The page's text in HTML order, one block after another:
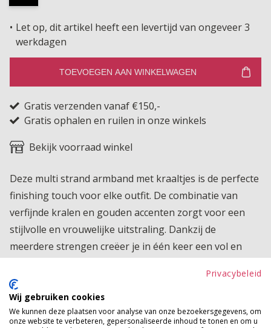
Let op, dit artikel heeft een levertijd van ongeveer 3
werkdagen
TOEVOEGEN AAN WINKELWAGEN
Gratis verzenden vanaf €150,-
Gratis ophalen en ruilen in onze winkels
Bekijk voorraad winkel
Deze multi strand armband met kraaltjes is de perfecte
finishing touch voor elke outfit. De combinatie van
verfijnde kralen en gouden accenten zorgt voor een
stijlvolle en vrouwelijke uitstraling. Dankzij de
meerdere strengen creëer je in één keer een vol en
om je outfit direct te pimpen. Draag hem casual bij een
jeans en T shirt of combineer met een jurk voor een
boho chique look. De armband is elastisch en zit
Privacybeleid
Wij gebruiken cookies
We kunnen deze plaatsen voor analyse van onze bezoekersgegevens, om
onze website te verbeteren, gepersonaliseerde inhoud te tonen en om u